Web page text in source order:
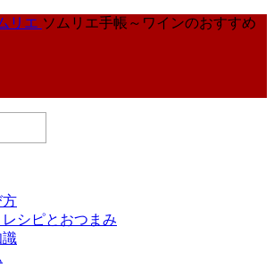
リエ ソムリエ手帳～ワインのおすすめ
方
シピとおつまみ
識